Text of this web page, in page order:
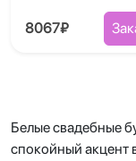
8067₽
Белые свадебные
спокойный акцент